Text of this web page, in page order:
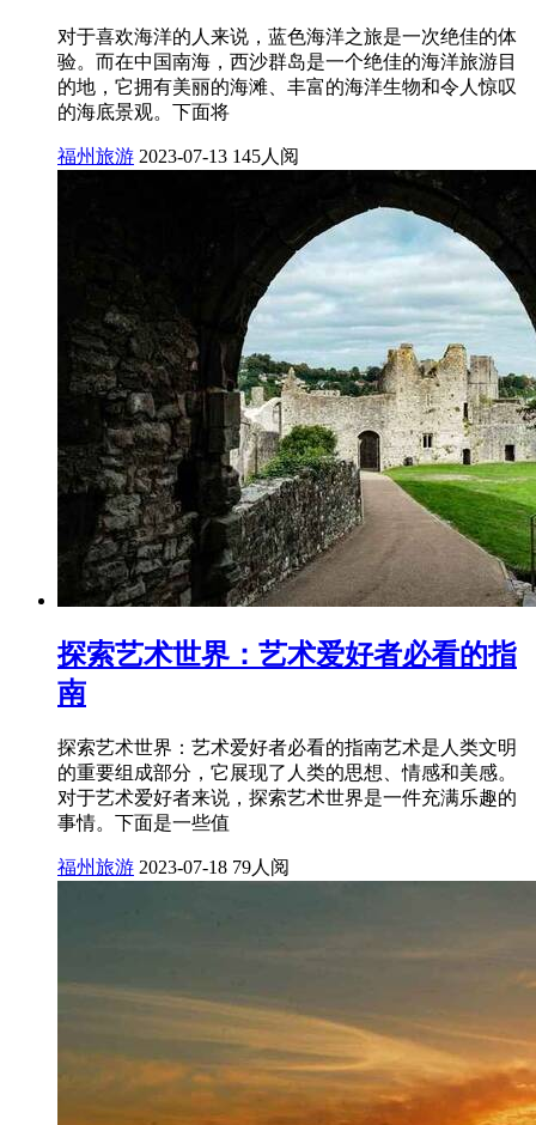
对于喜欢海洋的人来说，蓝色海洋之旅是一次绝佳的体
验。而在中国南海，西沙群岛是一个绝佳的海洋旅游目
的地，它拥有美丽的海滩、丰富的海洋生物和令人惊叹
的海底景观。下面将
福州旅游 2023-07-13 145人阅
探索艺术世界：艺术爱好者必看的指
南
探索艺术世界：艺术爱好者必看的指南艺术是人类文明
的重要组成部分，它展现了人类的思想、情感和美感。
对于艺术爱好者来说，探索艺术世界是一件充满乐趣的
事情。下面是一些值
福州旅游 2023-07-18 79人阅